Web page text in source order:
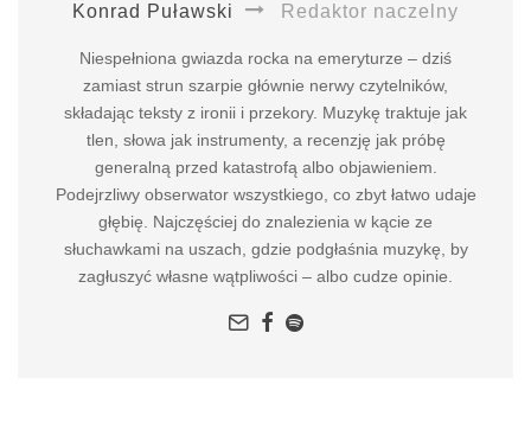
Konrad Puławski Redaktor naczelny
Niespełniona gwiazda rocka na emeryturze – dziś
zamiast strun szarpie głównie nerwy czytelników,
składając teksty z ironii i przekory. Muzykę traktuje jak
tlen, słowa jak instrumenty, a recenzję jak próbę
generalną przed katastrofą albo objawieniem.
Podejrzliwy obserwator wszystkiego, co zbyt łatwo udaje
głębię. Najczęściej do znalezienia w kącie ze
słuchawkami na uszach, gdzie podgłaśnia muzykę, by
zagłuszyć własne wątpliwości – albo cudze opinie.